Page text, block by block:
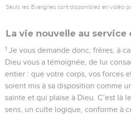
Seuls les Évangiles sont disponibles en vidéo
La vie nouvelle au service
1 Je vous demande donc, frères, à
Dieu vous a témoignée, de lui
entier : que votre corps, vos forces
soient mis à sa disposition comme
sainte et qui plaise à Dieu. C’est là
sens, un culte logique, conforme à